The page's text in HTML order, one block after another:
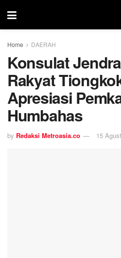
Home DAERAH
Konsulat
Rakyat
Apresiasi
Humbahas
by Redaksi Metroasia.co 15